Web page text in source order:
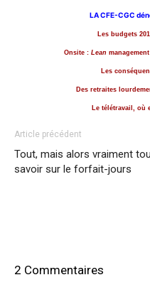
LA CFE-CGC
Les budgets
Onsite : Lean
Les
Des retraites
Le télétravail, où
Article précédent
Tout, mais alors vraiment
savoir sur le forfait-jours
2 Commentaires